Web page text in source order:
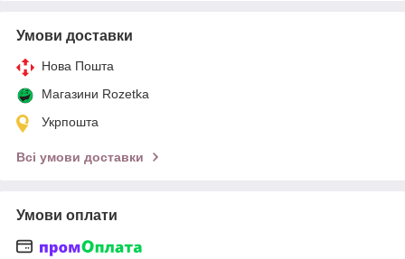
Умови доставки
Нова Пошта
Магазини Rozetka
Укрпошта
Всі умови доставки
Умови оплати